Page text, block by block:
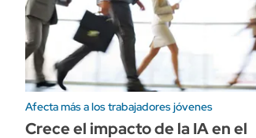
Afecta más a los trabajadores jóvenes
Crece el impacto de la IA en el